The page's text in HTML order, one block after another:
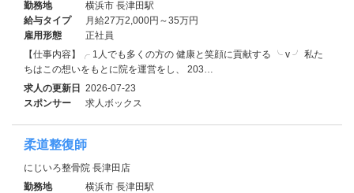
勤務地
横浜市 長津田駅
給与タイプ
月給27万2,000円～35万円
雇用形態
正社員
【仕事内容】╭ 1人でも多くの方の 健康と笑顔に貢献する ╰ v ╯ 私た
ちはこの想いをもとに院を運営をし、 203…
求人の更新日 2026-07-23
スポンサー
求人ボックス
柔道整復師
にじいろ整骨院 長津田店
勤務地
横浜市 長津田駅